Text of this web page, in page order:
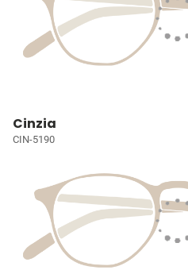
Cinzia
CIN-5190